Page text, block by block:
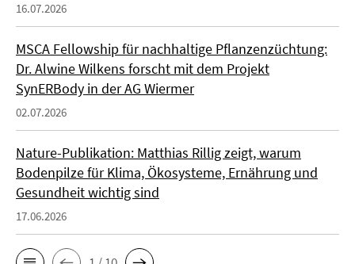
16.07.2026
MSCA Fellowship für nachhaltige Pflanzenzüchtung:
Dr. Alwine Wilkens forscht mit dem Projekt
SynERBody in der AG Wiermer
02.07.2026
Nature-Publikation: Matthias Rillig zeigt, warum
Bodenpilze für Klima, Ökosysteme, Ernährung und
Gesundheit wichtig sind
17.06.2026